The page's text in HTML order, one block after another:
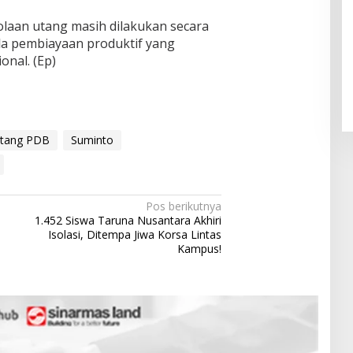
utang masih dilakukan secara
pembiayaan produktif yang
(Ep)
PDB
Suminto
Pos berikutnya
1.452 Siswa Taruna Nusantara Akhiri
Isolasi, Ditempa Jiwa Korsa Lintas
Kampus!
Pendaftaran Istana Dibuka,